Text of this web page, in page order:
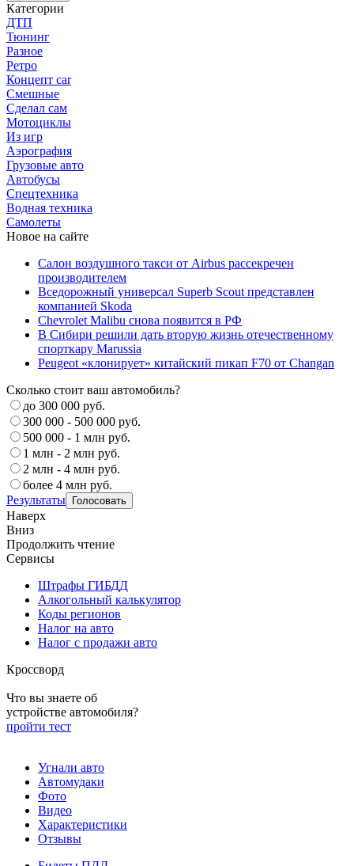
Категории
ДТП
Тюнинг
Разное
Ретро
Концепт car
Смешные
Сделал сам
Мотоциклы
Из игр
Аэрография
Грузовые авто
Автобусы
Спецтехника
Водная техника
Самолеты
Новое на сайте
Салон воздушного такси от Airbus рассекречен
производителем
Вседорожный универсал Superb Scout представлен
компанией Skoda
Chevrolet Malibu снова появится в РФ
В Сибири решили дать вторую жизнь отечественному
спорткару Marussia
Peugeot «клонирует» китайский пикап F70 от Changan
Сколько стоит ваш автомобиль?
до 300 000 руб.
300 000 - 500 000 руб.
500 000 - 1 млн руб.
1 млн - 2 млн руб.
2 млн - 4 млн руб.
более 4 млн руб.
Результаты
Наверх
Вниз
Продолжить чтение
Сервисы
Штрафы ГИБДД
Алкогольный калькулятор
Коды регионов
Налог на авто
Налог с продажи авто
Кроссворд
Что вы знаете об
устройстве автомобиля?
пройти тест
Угнали авто
Автомудаки
Фото
Видео
Характеристики
Отзывы